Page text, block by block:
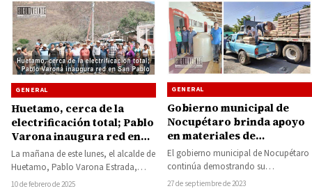
GENERAL
Huetamo, cerca de la
electrificación total; Pablo
Varona inaugura red en
San Pablo
La mañana de este lunes, el alcalde de
Huetamo, Pablo Varona Estrada,
visitó la comunidad de San Pablo,…
10 de febrero de 2025
GENERAL
Gobierno municipal de
Nocupétaro brinda apoyo
en materiales de
construcción a bajo costo
a sus ciudadanos
El gobierno municipal de Nocupétaro
continúa demostrando su
compromiso con el bienestar de sus
27 de septiembre de 2023